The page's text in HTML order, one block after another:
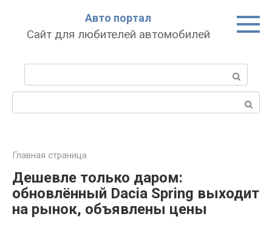
Авто портал
Сайт для любителей автомобилей
Главная страница
Дешевле только даром:
обновлённый Dacia Spring выходит
на рынок, объявлены цены